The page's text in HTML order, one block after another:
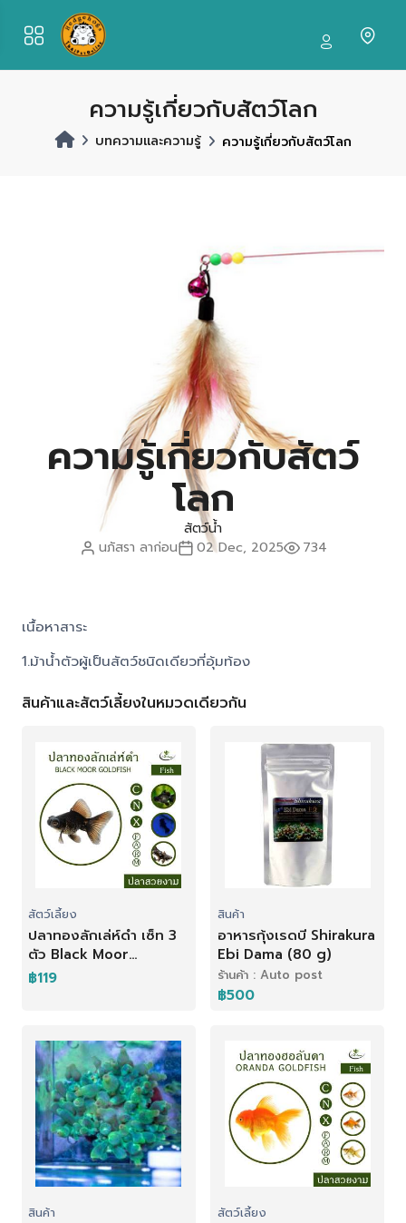
ความรู้เกี่ยวกับสัตว์โลก
บทความและความรู้ ความรู้เกี่ยวกับสัตว์โลก
ความรู้เกี่ยวกับสัตว์
โลก
สัตว์น้ำ
นภัสรา ลาก่อน
02 Dec, 2025 734
เนื้อหาสาระ
1.ม้าน้ำตัวผู้เป็นสัตว์ชนิดเดียวที่อุ้มท้อง
สินค้าและสัตว์เลี้ยงในหมวดเดียวกัน
สัตว์เลี้ยง
ปลาทองลักเล่ห์ดำ เซ็ท 3
ตัว Black Moor
Goldfish
฿119
สินค้า
อาหารกุ้งเรดบี Shirakura
Ebi Dama (80 g)
ร้านค้า : Auto post
฿500
สินค้า สัตว์เลี้ยง